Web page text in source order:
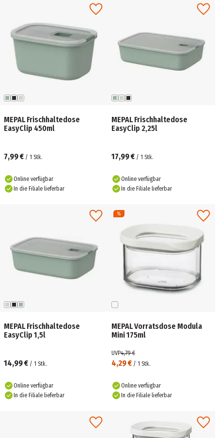
MEPAL Frischhaltedose
EasyClip 450ml
7,99 € / 1 Stk.
Online verfügbar
In die Filiale lieferbar
MEPAL Frischhaltedose
EasyClip 2,25l
17,99 € / 1 Stk.
Online verfügbar
In die Filiale lieferbar
MEPAL Frischhaltedose
EasyClip 1,5l
14,99 € / 1 Stk.
Online verfügbar
In die Filiale lieferbar
MEPAL Vorratsdose Modula
Mini 175ml
4,29 € / 1 Stk.
UVP4,79 €
Online verfügbar
In die Filiale lieferbar